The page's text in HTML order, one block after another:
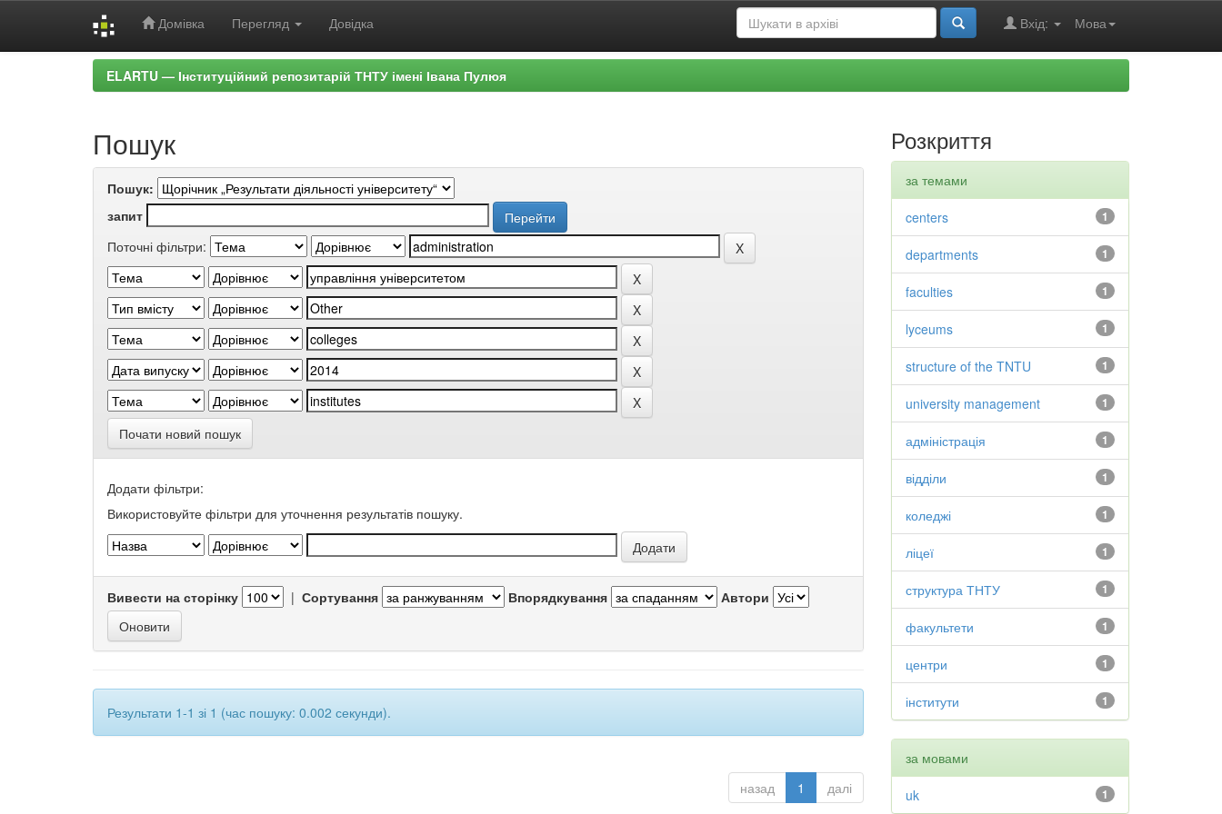
Домівка Перегляд Довідка Мова
Вхід:
ELARTU — Інституційний репозитарій ТНТУ імені Івана Пулюя
Пошук
Пошук:
запит
Поточні фільтри:
Почати новий пошук
Додати фільтри:
Використовуйте фільтри для уточнення результатів пошуку.
Вивести на сторінку | Сортування Впорядкування Автори
Результати 1-1 зі 1 (час пошуку: 0.002 секунди).
назад 1 далі
Розкриття
за темами
1
centers
1
departments
1
faculties
1
lyceums
1
structure of the TNTU
1
university management
1
адміністрація
1
відділи
1
коледжі
1
ліцеї
1
структура ТНТУ
1
факультети
1
центри
1
інститути
за мовами
1
uk